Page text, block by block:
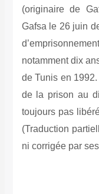
(originaire de
Gafsa le 26 juin
notamment dix
de Tunis en
de la prison au
toujours pas
(Traduction
ni corrigée par